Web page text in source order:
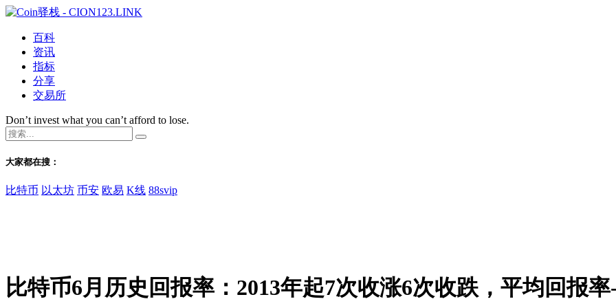
百科
资讯
指标
分享
交易所
Don’t invest what you can’t afford to lose.
大家都在搜：
比特币 以太坊 币安 欧易 K线 88svip
比特币6月历史回报率：2013年起7次收涨6次收跌，平均回报